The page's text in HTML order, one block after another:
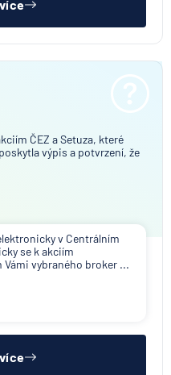
ČEZ a Setuza, které
výpis a potvrzení, že
v Centrálním
se k akciím
vybraného broker ...